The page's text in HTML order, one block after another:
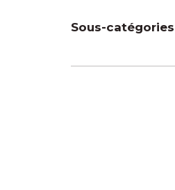
Sous-catégories